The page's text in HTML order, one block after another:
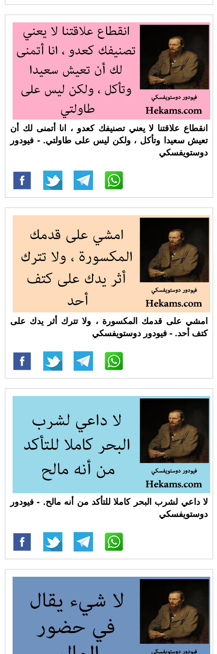
انقطاع علاقتنا لا يعني تصنيفك كعدو ، انا أتمنى لك أن
تعيش سعيدا وتأكل ، ولكن ليس على طاولتي. - فيودور
دوستويفسكي
امشي على قدمك المكسورة ، ولا تترك أثر يدك على
كتف أحد. - فيودور دوستويفسكي
لا داعي لشرب البحر كاملا للتأكد من أنه مالح. - فيودور
دوستويفسكي